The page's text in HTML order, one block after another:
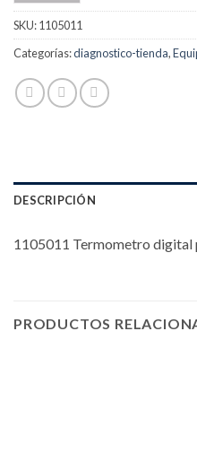
SKU:1105011
Categorías:diagnostico-tienda,
DESCRIPCIÓN
1105011 Termometro digital
PRODUCTOS